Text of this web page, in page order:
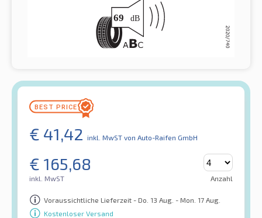
€ 41,42 inkl. MwST von Auto-Raifen GmbH
€ 165,68
inkl. MwST Anzahl
Voraussichtliche Lieferzeit - Do. 13 Aug. - Mon. 17 Aug.
Kostenloser Versand